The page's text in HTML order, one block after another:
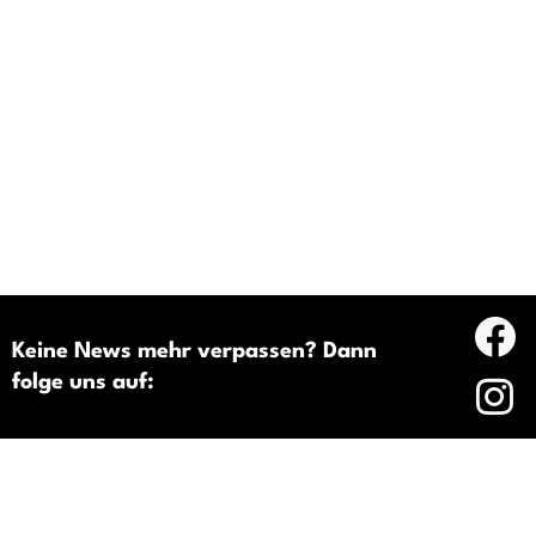
Keine News mehr verpassen? Dann
folge uns auf: